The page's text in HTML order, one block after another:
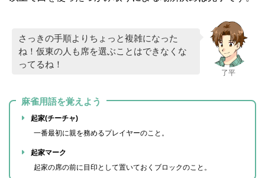
了平
さっきの手順よりちょっと複雑になった
ね！仮東の人も席を選ぶことはできなくな
ってるね！
麻雀用語を覚えよう
起家(チーチャ)
一番最初に親を務めるプレイヤーのこと。
起家マーク
起家の席の前に目印として置いておくブロックのこと。